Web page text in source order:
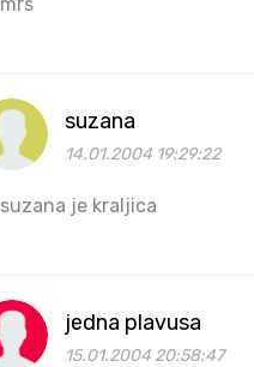
suzana
14.01.2004 19:29:22
suzana je kraljica
jedna plavusa
15.01.2004 20:58:47